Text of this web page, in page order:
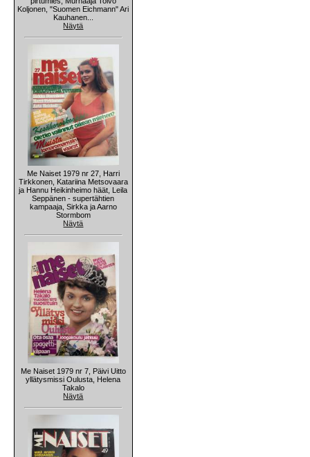
Koljonen, "Suomen Eichmann" Ari
Kauhanen...
Näytä
Me Naiset 1979 nr 27, Harri
Tirkkonen, Katariina Metsovaara
ja Hannu Heikinheimo häät, Leila
Seppänen - supertähtien
kampaaja, Sirkka ja Aarno
Stormbom
Näytä
Me Naiset 1979 nr 7, Päivi Uitto
yllätysmissi Oulusta, Helena
Takalo
Näytä